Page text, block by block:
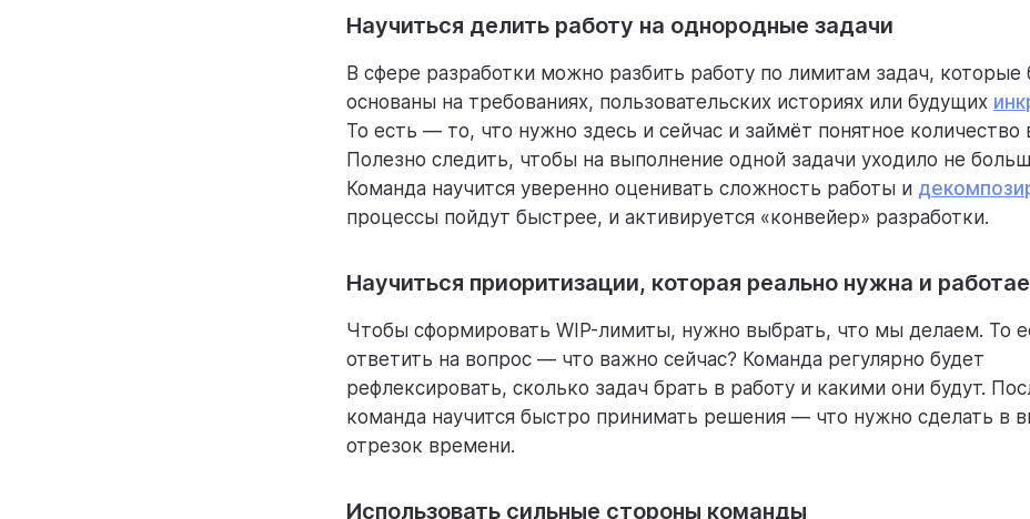
Научиться делить работу на однородные задачи
В сфере разработки можно разбить работу по лимитам задач, которые
основаны на требованиях, пользовательских историях или будущих
То есть — то, что нужно здесь и сейчас и займёт понятное количество
Полезно следить, чтобы на выполнение одной задачи уходило не
Команда научится уверенно оценивать сложность работы и
процессы пойдут быстрее, и активируется «конвейер» разработки.
Научиться приоритизации, которая реально нужна и
Чтобы сформировать WIP-лимиты, нужно выбрать, что мы делаем. То
ответить на вопрос — что важно сейчас? Команда регулярно будет
рефлексировать, сколько задач брать в работу и какими они будут.
команда научится быстро принимать решения — что нужно сделать в
отрезок времени.
Использовать сильные стороны команды